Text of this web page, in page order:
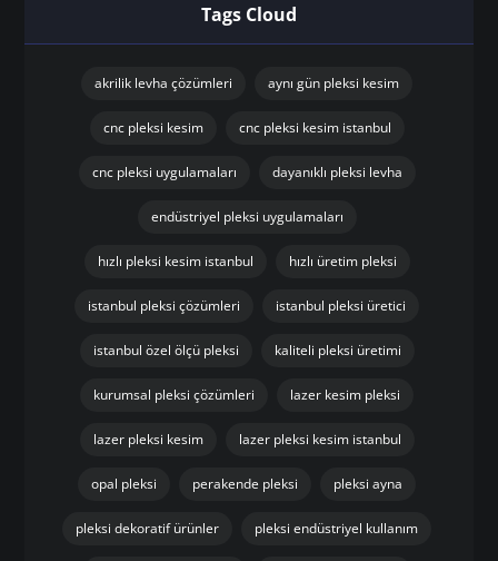
Tags Cloud
akrilik levha çözümleri aynı gün pleksi kesim
cnc pleksi kesim cnc pleksi kesim istanbul
cnc pleksi uygulamaları dayanıklı pleksi levha
endüstriyel pleksi uygulamaları
hızlı pleksi kesim istanbul hızlı üretim pleksi
istanbul pleksi çözümleri istanbul pleksi üretici
istanbul özel ölçü pleksi kaliteli pleksi üretimi
kurumsal pleksi çözümleri lazer kesim pleksi
lazer pleksi kesim lazer pleksi kesim istanbul
opal pleksi perakende pleksi pleksi ayna
pleksi dekoratif ürünler pleksi endüstriyel kullanım